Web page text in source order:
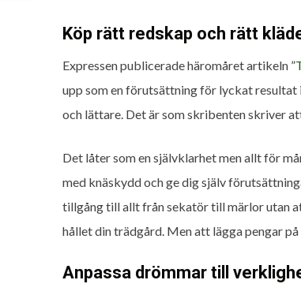
Köp rätt redskap och rätt
Expressen publicerade häromåret artikeln ”
upp som en förutsättning för lyckat resultat
och lättare. Det är som skribenten skriver
Det låter som en självklarhet men allt för
med knäskydd och ge dig själv
tillgång till allt från sekatör till märlor utan
hållet din trädgård. Men att lägga pengar
Anpassa drömmar till